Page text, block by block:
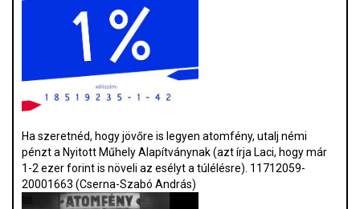
Ha szeretnéd, hogy jövőre is legyen atomfény, utalj némi
pénzt a Nyitott Műhely Alapítványnak (azt írja Laci, hogy már
1-2 ezer forint is növeli az esélyt a túlélésre). 11712059-
20001663 (Cserna-Szabó András)